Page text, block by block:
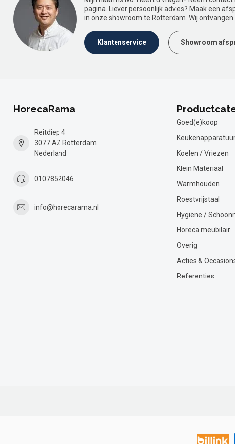
pagina. Liever persoonlijk advies? Maak een
in onze showroom te Rotterdam. Wij ontvangen
Klantenservice Showroom
HorecaRama
Reitdiep 4
3077 AZ Rotterdam
Nederland
0107852046
info@horecarama.nl
Goed(e)koop
Keukenapparatuur
Koelen / Vriezen
Klein Materiaal
Warmhouden
Roestvrijstaal
Hygiëne /
Horeca meubilair
Overig
Acties &
Referenties